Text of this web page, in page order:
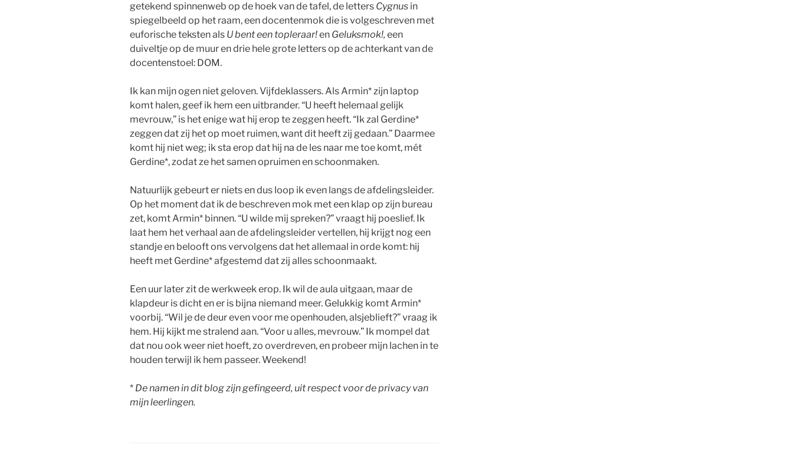
getekend spinnenweb op de hoek van de tafel, de letters Cygnus in
spiegelbeeld op het raam, een docentenmok die is volgeschreven met
euforische teksten als U bent een topleraar!en Geluksmok!, een
duiveltje op de muur en drie hele grote letters op de achterkant van de
docentenstoel: DOM.
Ik kan mijn ogen niet geloven. Vijfdeklassers. Als Armin* zijn laptop
komt halen, geef ik hem een uitbrander. “U heeft helemaal gelijk
mevrouw,” is het enige wat hij erop te zeggen heeft. “Ik zal Gerdine*
zeggen dat zij het op moet ruimen, want dit heeft zij gedaan.” Daarmee
komt hij niet weg; ik sta erop dat hij na de les naar me toe komt, mét
Gerdine*, zodat ze het samen opruimen en schoonmaken.
Natuurlijk gebeurt er niets en dus loop ik even langs de afdelingsleider.
Op het moment dat ik de beschreven mok met een klap op zijn bureau
zet, komt Armin* binnen. “U wilde mij spreken?” vraagt hij poeslief. Ik
laat hem het verhaal aan de afdelingsleider vertellen, hij krijgt nog een
standje en belooft ons vervolgens dat het allemaal in orde komt: hij
heeft met Gerdine* afgestemd dat zij alles schoonmaakt.
Een uur later zit de werkweek erop. Ik wil de aula uitgaan, maar de
klapdeur is dicht en er is bijna niemand meer. Gelukkig komt Armin*
voorbij. “Wil je de deur even voor me openhouden, alsjeblieft?” vraag ik
hem. Hij kijkt me stralend aan. “Voor u alles, mevrouw.” Ik mompel dat
dat nou ook weer niet hoeft, zo overdreven, en probeer mijn lachen in te
houden terwijl ik hem passeer. Weekend!
* De namen in dit blog zijn gefingeerd, uit respect voor de privacy van
mijn leerlingen.